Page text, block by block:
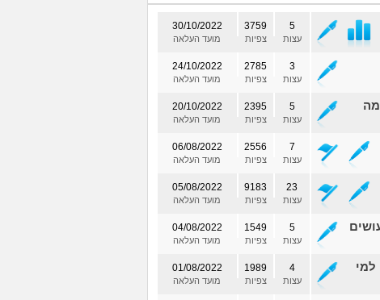
30/10/2022
מועד העלאה
3759
צפיות
5
עצות
24/10/2022
מועד העלאה
2785
צפיות
3
עצות
20/10/2022
מועד העלאה
2395
צפיות
5
עצות
06/08/2022
מועד העלאה
2556
צפיות
7
עצות
05/08/2022
מועד העלאה
9183
צפיות
23
עצות
04/08/2022
מועד העלאה
1549
צפיות
5
עצות
01/08/2022
מועד העלאה
1989
צפיות
4
עצות